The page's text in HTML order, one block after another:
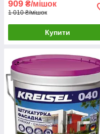
909 ₴/мішок
1 010 ₴/мішок
Купити